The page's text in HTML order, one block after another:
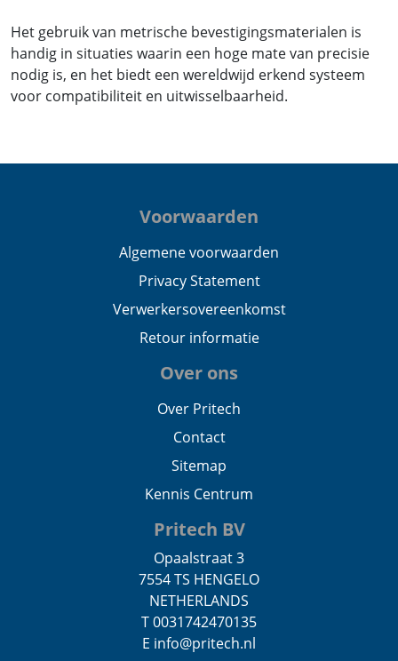
Het gebruik van metrische bevestigingsmaterialen is
handig in situaties waarin een hoge mate van precisie
nodig is, en het biedt een wereldwijd erkend systeem
voor compatibiliteit en uitwisselbaarheid.
Voorwaarden
Algemene voorwaarden
Privacy Statement
Verwerkersovereenkomst
Retour informatie
Over ons
Over Pritech
Contact
Sitemap
Kennis Centrum
Pritech BV
Opaalstraat 3
7554 TS HENGELO
NETHERLANDS
T 0031742470135
E info@pritech.nl